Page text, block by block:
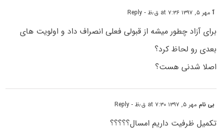
آمهر ۵, ۱۳۹۷ at ۷:۳۶ ق٫ظ - Reply
برای آزاد چطور میشه از قبولی فعلی انصراف داد و اولویت های
بعدی رو لحاظ کرد؟
اصلا شدنی هست؟
بی نام مهر ۵, ۱۳۹۷ at ۷:۳۰ ق٫ظ - Reply
تکمیل ظرفیت داریم امسال؟؟؟؟؟